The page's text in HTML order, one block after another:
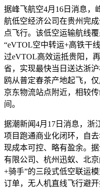
据峰飞航空4月16日消息，
航低空经济公司在贵州完
点飞行。该低空运输航线
“eVTOL空中转运+高铁干
过eVTOL高效运抵贵阳，
省，实现最快当日送达浙
鸥从普定春茶产地起飞，
京东物流站点附近，相较
间。
据潮新闻4月17日消息，浙
项目跑通商业化闭环，自
现成本可控、略有盈余。
有限公司、杭州迅蚁、北
+骑手”的三段式低空联运
订单，无人机直线飞行避